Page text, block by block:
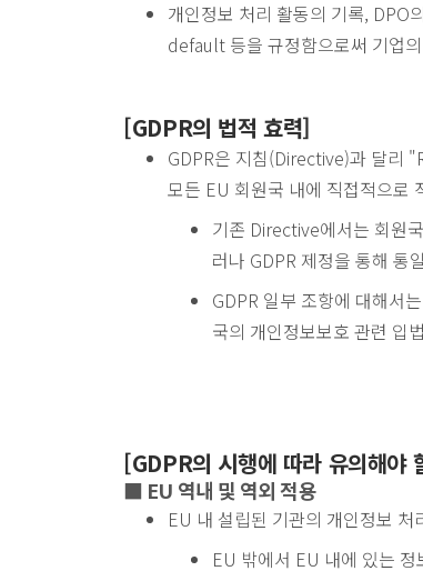
개인정보 처리 활동의 기록,
default 등을 규정함으로써 기업
[GDPR의 법적 효력]
GDPR은 지침(Directive)과 달리
모든 EU 회원국 내에 직접적으로
기존 Directive에서는 회원
러나 GDPR 제정을 통해 통
GDPR 일부 조항에 대해서
국의 개인정보보호 관련 입
[GDPR의 시행에 따라 유의해야
■ EU 역내 및 역외 적용
EU 내 설립된 기관의 개인정보
EU 밖에서 EU 내에 있는